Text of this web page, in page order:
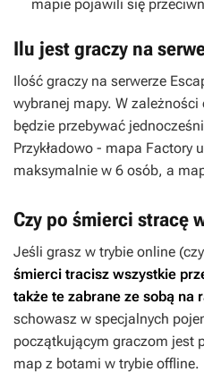
mapie pojawili się
Ilu jest graczy na
Ilość graczy na serwerze
wybranej mapy. W
będzie przebywać
Przykładowo - mapa Factory
maksymalnie w 6 osób, a
Czy po śmierci stracę
Jeśli grasz w trybie online
śmierci tracisz wszystkie
także te zabrane ze sobą na
schowasz w specjalnych
początkującym graczom jest
map z botami w trybie offline.